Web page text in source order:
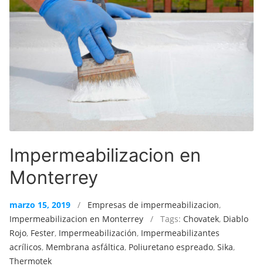
Impermeabilizacion en
Monterrey
marzo 15, 2019 / Empresas de impermeabilizacion,
Impermeabilizacion en Monterrey / Tags: Chovatek, Diablo
Rojo, Fester, Impermeabilización, Impermeabilizantes
acrílicos, Membrana asfáltica, Poliuretano espreado, Sika,
Thermotek